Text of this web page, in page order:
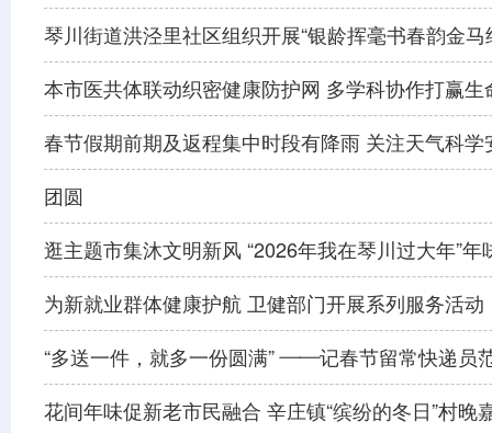
琴川街道洪泾里社区组织开展“银龄挥毫书春韵金马
本市医共体联动织密健康防护网 多学科协作打赢生
春节假期前期及返程集中时段有降雨 关注天气科学
团圆
逛主题市集沐文明新风 “2026年我在琴川过大年”年
为新就业群体健康护航 卫健部门开展系列服务活动
“多送一件，就多一份圆满” ——记春节留常快递员
花间年味促新老市民融合 辛庄镇“缤纷的冬日”村晚